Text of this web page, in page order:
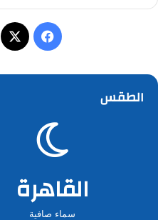
فيسبوك
‫X
الطقس
القاهرة
سماء صافية